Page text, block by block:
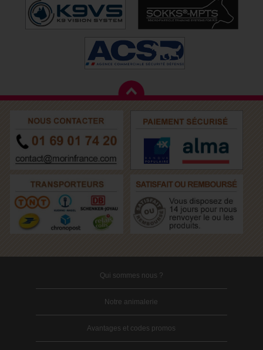
Qui sommes nous ?
Notre animalerie
Avantages et codes promos